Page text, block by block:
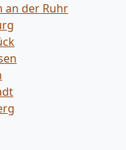
an der Ruhr